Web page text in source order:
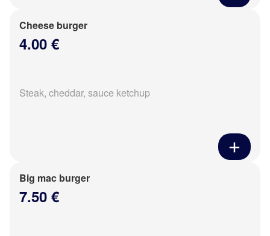
Cheese burger
4.00 €
Steak, cheddar, sauce ketchup
Big mac burger
7.50 €